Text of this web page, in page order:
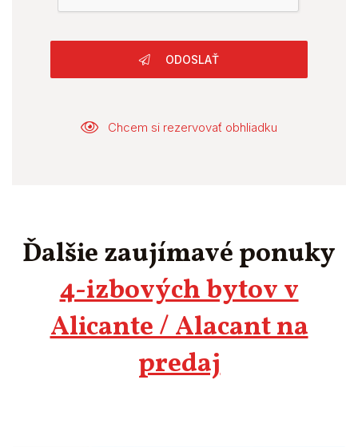
ODOSLAŤ
Chcem si rezervovať obhliadku
Ďalšie zaujímavé ponuky
4-izbových bytov v
Alicante / Alacant na
predaj